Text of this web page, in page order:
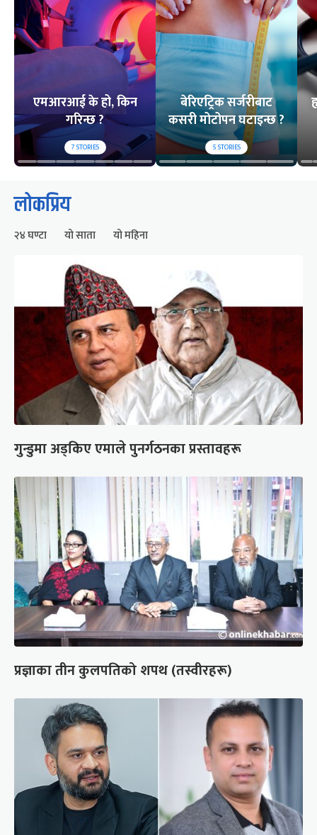
एमआरआई के हो, किन
गरिन्छ ?
7STORIES
बेरिएट्रिक सर्जरीबाट
कसरी मोटोपन घटाइन्छ ?
5STORIES
लोकप्रिय
२४ घण्टा यो साता यो महिना
गुन्डुमा अड्किए एमाले पुनर्गठनका प्रस्तावहरू
प्रज्ञाका तीन कुलपतिको शपथ (तस्वीरहरू)